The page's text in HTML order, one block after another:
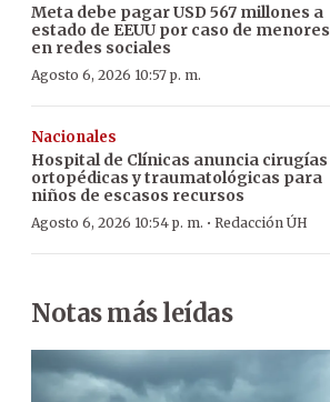
Meta debe pagar USD 567 millones a
estado de EEUU por caso de menores
en redes sociales
Agosto 6, 2026 10:57 p. m.
Nacionales
Hospital de Clínicas anuncia cirugías
ortopédicas y traumatológicas para
niños de escasos recursos
Agosto 6, 2026 10:54 p. m. · Redacción ÚH
Notas más leídas